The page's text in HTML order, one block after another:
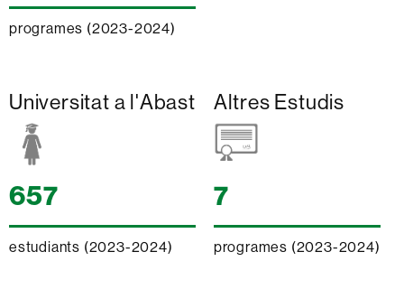
programes (2023-2024)
Universitat a l'Abast
657
estudiants (2023-2024)
Altres Estudis
7
programes (2023-2024)